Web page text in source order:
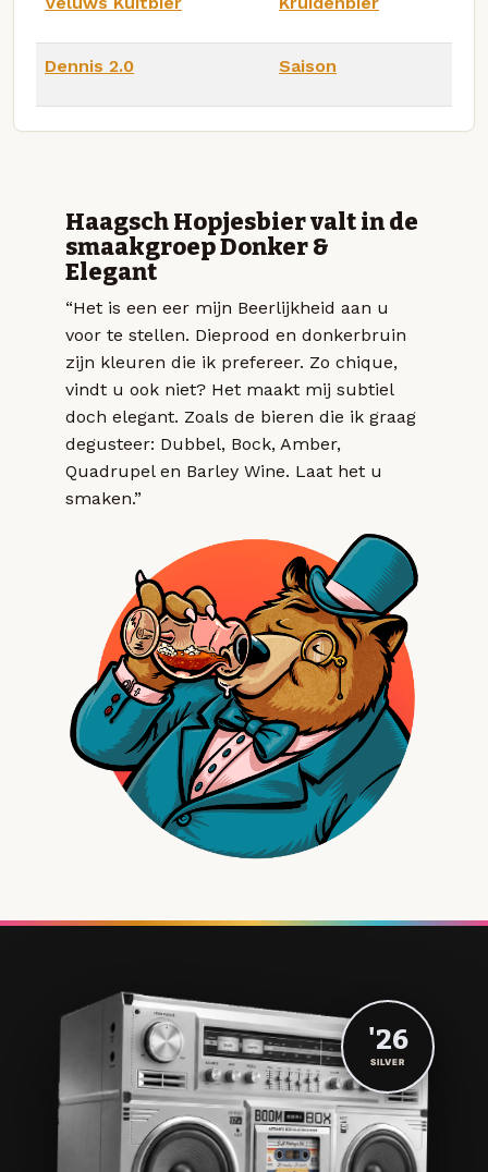
Dennis 2.0 Saison
Haagsch Hopjesbier valt in de
smaakgroep Donker &
Elegant
“Het is een eer mijn Beerlijkheid aan u
voor te stellen. Dieprood en donkerbruin
zijn kleuren die ik prefereer. Zo chique,
vindt u ook niet? Het maakt mij subtiel
doch elegant. Zoals de bieren die ik graag
degusteer: Dubbel, Bock, Amber,
Quadrupel en Barley Wine. Laat het u
smaken.”
'26
SILVER